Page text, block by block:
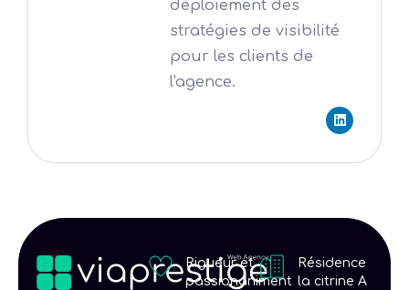
déploiement des
stratégies de visibilité
pour les clients de
l'agence.
L
i
e
Rigueur et
passionaniment
Résidence
la citrine A